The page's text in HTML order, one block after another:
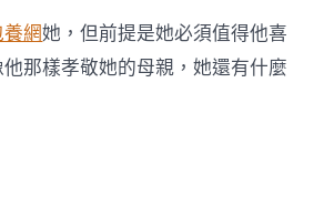
養網她，但前提是她必須值得他喜
那樣孝敬她的母親，她還有什麼